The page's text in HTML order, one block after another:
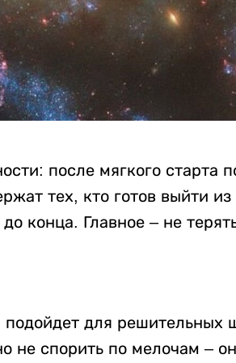
после мягкого старта
тех, кто готов выйти из
конца. Главное – не
для решительных
не спорить по мелочам –